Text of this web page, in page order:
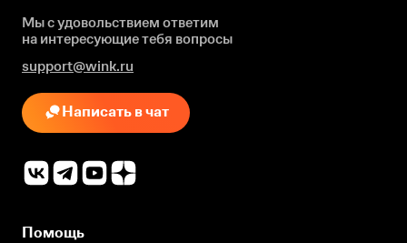
Мы с удовольствием ответим
на интересующиетебя вопросы
support@wink.ru
Написать в чат
Помощь